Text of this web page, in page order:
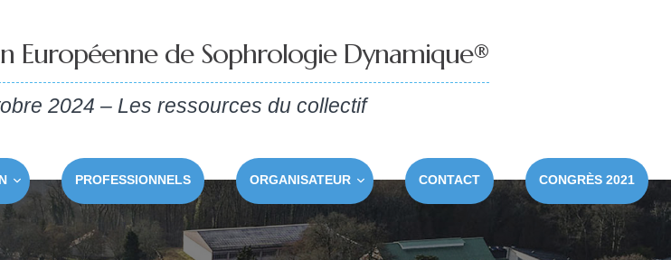
Européenne de Sophrologie Dynamique®
2024 – Les ressources du collectif
PROFESSIONNELS ORGANISATEUR CONTACT CONGRÈS 2021